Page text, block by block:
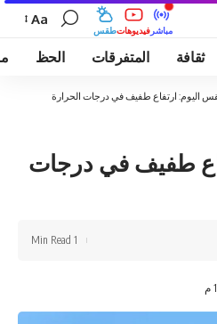
طقسفيديوهات مباشر
Aa
ثقافة المتفرقات الحظ
اليوم: ارتفاع طفيف في درجات الحرارة
طفيف في درجات
1 Min Read